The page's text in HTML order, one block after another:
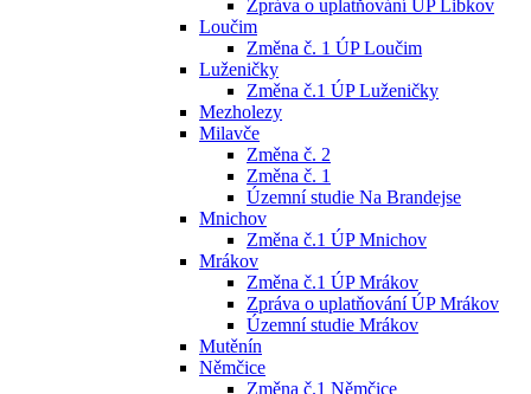
Zpráva o uplatňování ÚP Libkov
Loučim
Změna č. 1 ÚP Loučim
Luženičky
Změna č.1 ÚP Luženičky
Mezholezy
Milavče
Změna č. 2
Změna č. 1
Územní studie Na Brandejse
Mnichov
Změna č.1 ÚP Mnichov
Mrákov
Změna č.1 ÚP Mrákov
Zpráva o uplatňování ÚP Mrákov
Územní studie Mrákov
Mutěnín
Němčice
Změna č.1 Němčice